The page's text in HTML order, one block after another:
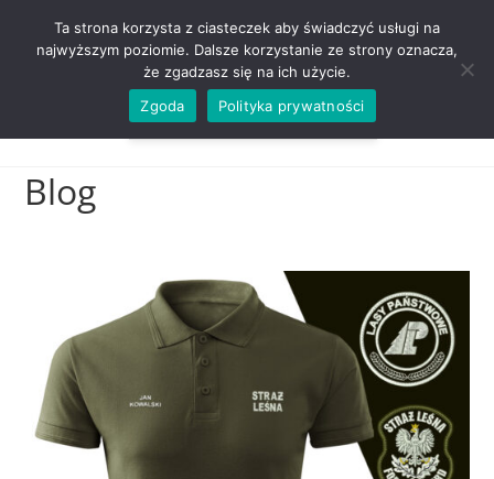
ZADZWOŃ TEL. 600 352 938
Blog
Ta strona korzysta z ciasteczek aby świadczyć usługi na
najwyższym poziomie. Dalsze korzystanie ze strony oznacza,
że zgadzasz się na ich użycie.
Zgoda
Polityka prywatności